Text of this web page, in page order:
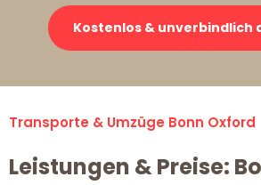
Kostenlos & unverbindlich
Transporte & Umzüge Bonn Oxford
Leistungen & Preise: